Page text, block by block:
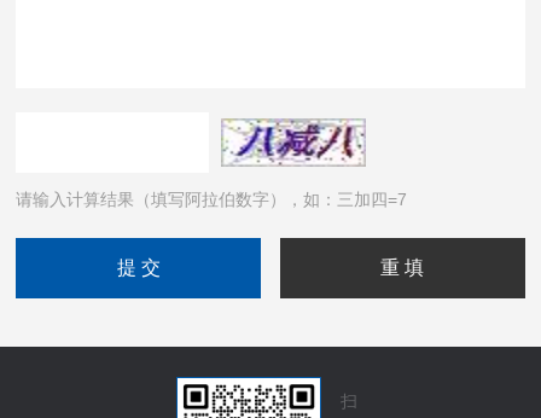
请输入计算结果（填写阿拉伯数字），如：三加四=7
扫